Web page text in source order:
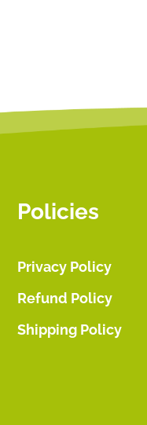
Policies
Privacy Policy
Refund Policy
Shipping Policy